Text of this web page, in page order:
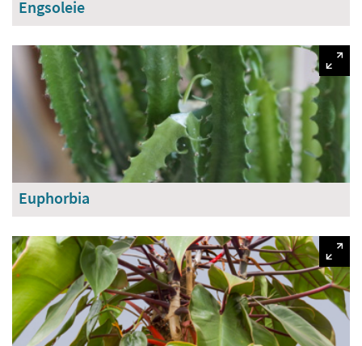
Engsoleie
Euphorbia